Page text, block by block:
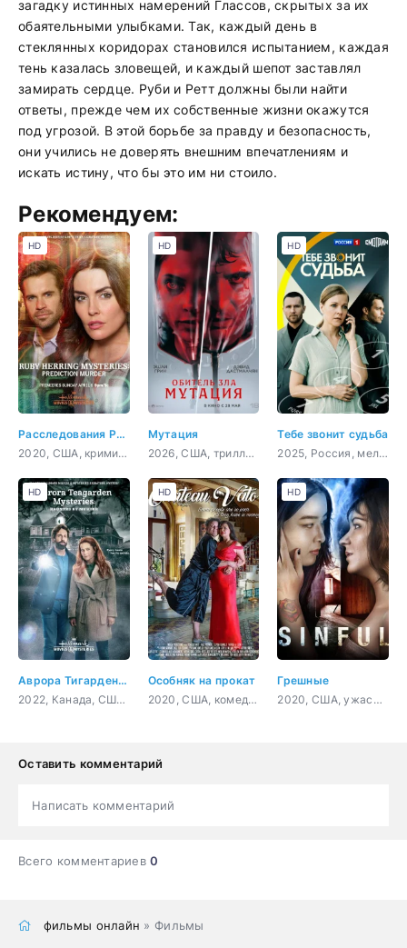
загадку истинных намерений Глассов, скрытых за их
обаятельными улыбками. Так, каждый день в
стеклянных коридорах становился испытанием, каждая
тень казалась зловещей, и каждый шепот заставлял
замирать сердце. Руби и Ретт должны были найти
ответы, прежде чем их собственные жизни окажутся
под угрозой. В этой борьбе за правду и безопасность,
они учились не доверять внешним впечатлениям и
искать истину, что бы это им ни стоило.
Рекомендуем:
Расследования Руби Херринг: Предсказание убийства
2020, США, криминал, детектив
HD
Мутация
2026, США, триллер, фантастика
HD
Тебе звонит судьба
2025, Россия, мелодрама
HD
Аврора Тигарден: дом с привидением
2022, Канада, США, криминал, детектив
HD
Особняк на прокат
2020, США, комедия
HD
Грешные
2020, США, ужасы, триллер
HD
Оставить комментарий
Написать комментарий
Всего комментариев0
фильмы онлайн » Фильмы